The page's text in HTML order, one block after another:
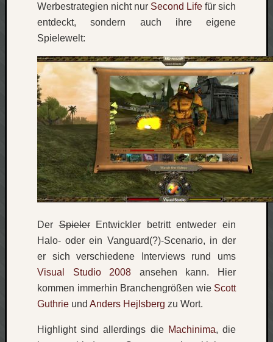
Werbestrategien nicht nur Second Life für sich
entdeckt, sondern auch ihre eigene
Spielewelt:
DerSpielerEntwickler betritt entweder ein
Halo- oder ein Vanguard(?)-Scenario, in der
er sich verschiedene Interviews rund ums
Visual Studio 2008 ansehen kann. Hier
kommen immerhin Branchengrößen wie Scott
Guthrie und Anders Hejlsberg zu Wort.
Highlight sind allerdings die Machinima, die